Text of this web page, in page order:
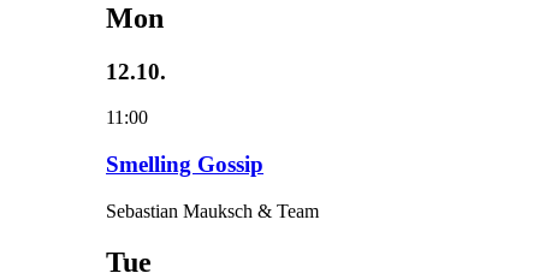
Mon
12.10.
11:00
Smelling Gossip
Sebastian Mauksch & Team
Tue